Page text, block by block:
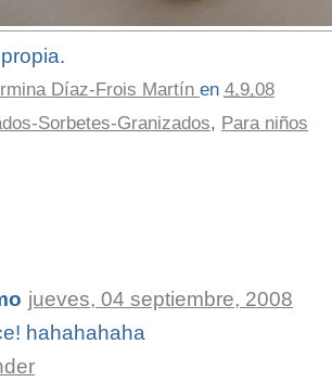
Irmina Díaz-Frois Martín en 4.9.08
Sorbetes-Granizados, Para niños
jueves, 04 septiembre, 2008
hahahahaha